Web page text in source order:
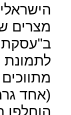
מצרים
ב"עסקת
(אחד
הוחלפו